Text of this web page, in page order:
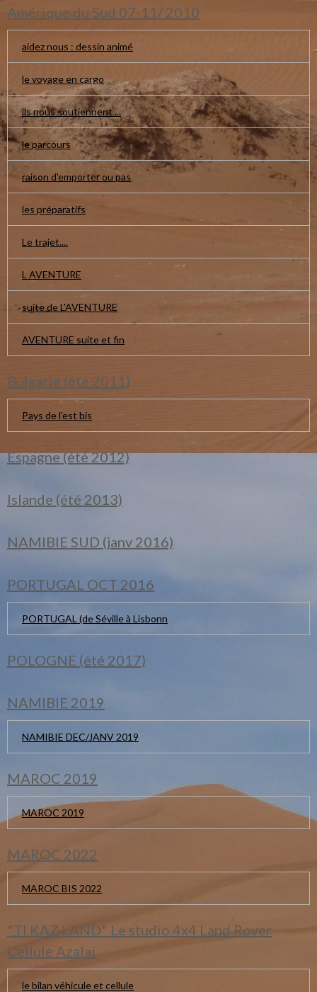
Amérique du Sud 07-11/ 2010
aidez nous : dessin animé
le voyage en cargo
ils nous soutiennent ...
le parcours
raison d'emporter ou pas
les préparatifs
Le trajet....
L AVENTURE
suite de L'AVENTURE
AVENTURE suite et fin
Bulgarie (été 2011)
Pays de l'est bis
Espagne (été 2012)
Islande (été 2013)
NAMIBIE SUD (janv 2016)
PORTUGAL OCT 2016
PORTUGAL (de Séville à Lisbonn
POLOGNE (été 2017)
NAMIBIE 2019
NAMIBIE DEC/JANV 2019
MAROC 2019
MAROC 2019
MAROC 2022
MAROC BIS 2022
"TI KAZ LAND" Le studio 4x4 Land Rover
Cellule Azalai
le bilan véhicule et cellule